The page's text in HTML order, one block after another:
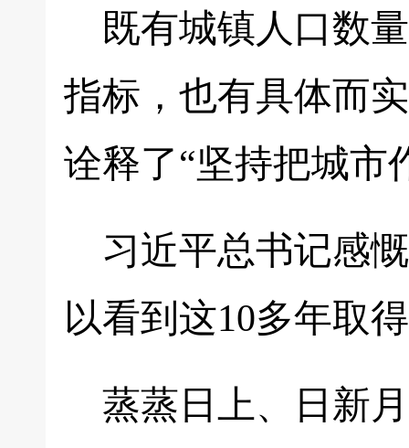
既有城镇人口数
指标，也有具体而
诠释了“坚持把城市
习近平总书记感
以看到这10多年取
蒸蒸日上、日新